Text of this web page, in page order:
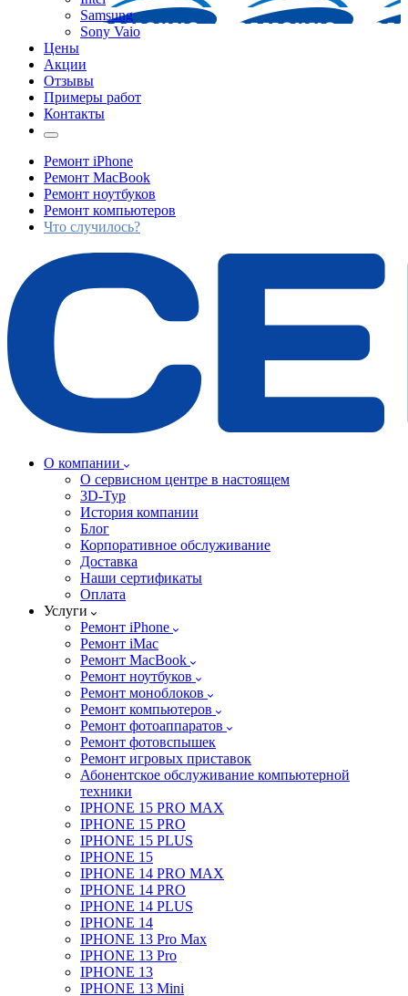
Samsung
Sony Vaio
Цены
Акции
Отзывы
Примеры работ
Контакты
Ремонт iPhone
Ремонт MacBook
Ремонт ноутбуков
Ремонт компьютеров
Что случилось?
О компании
О сервисном центре в настоящем
3D-Тур
История компании
Блог
Корпоративное обслуживание
Доставка
Наши сертификаты
Оплата
Услуги
Ремонт iPhone
Ремонт iMac
Ремонт MacBook
Ремонт ноутбуков
Ремонт моноблоков
Ремонт компьютеров
Ремонт фотоаппаратов
Ремонт фотовспышек
Ремонт игровых приставок
Абонентское обслуживание компьютерной
техники
IPHONE 15 PRO MAX
IPHONE 15 PRO
IPHONE 15 PLUS
IPHONE 15
IPHONE 14 PRO MAX
IPHONE 14 PRO
IPHONE 14 PLUS
IPHONE 14
IPHONE 13 Pro Max
IPHONE 13 Pro
IPHONE 13
IPHONE 13 Mini